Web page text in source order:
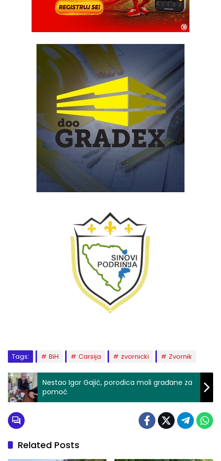
Tags: BiH Carsija zvornicki Zvornik
Nestao Igor Gajić, porodica moli građane za
pomoć
Related Posts